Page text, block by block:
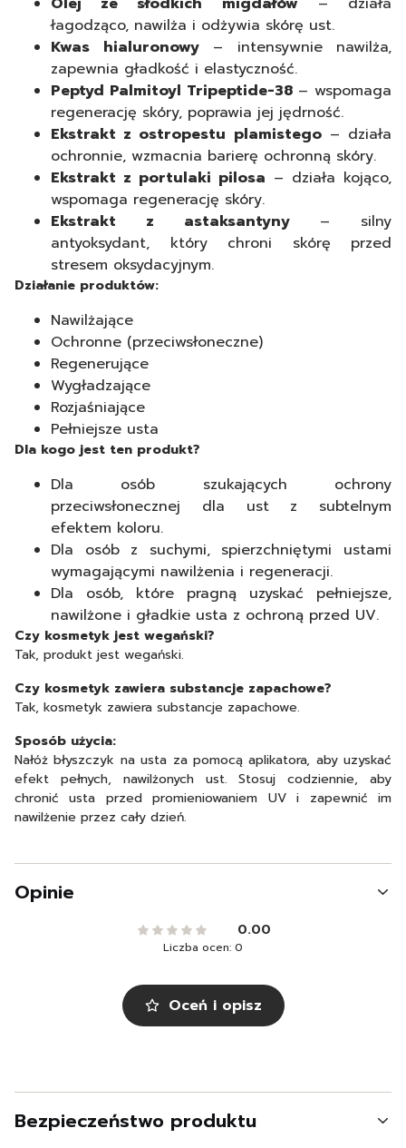
łagodząco, nawilża i odżywia skórę ust.
Kwas hialuronowy– intensywnie nawilża,
zapewnia gładkość i elastyczność.
Peptyd Palmitoyl Tripeptide-38– wspomaga
regenerację skóry, poprawia jej jędrność.
Ekstrakt z ostropestu plamistego– działa
ochronnie, wzmacnia barierę ochronną skóry.
Ekstrakt z portulaki pilosa – działa kojąco,
wspomaga regenerację skóry.
Ekstrakt z astaksantyny– silny
antyoksydant, który chroni skórę przed
stresem oksydacyjnym.
Działanie produktów:
Nawilżające
Ochronne (przeciwsłoneczne)
Regenerujące
Wygładzające
Rozjaśniające
Pełniejsze usta
Dla kogo jest ten produkt?
Dla osób szukających ochrony
przeciwsłonecznej dla ust z subtelnym
efektem koloru.
Dla osób z suchymi, spierzchniętymi ustami
wymagającymi nawilżenia i regeneracji.
Dla osób, które pragną uzyskać pełniejsze,
nawilżone i gładkie usta z ochroną przed UV.
Czy kosmetyk jest wegański?
Tak, produkt jest wegański.
Czy kosmetyk zawiera substancje zapachowe?
Tak, kosmetyk zawiera substancje zapachowe.
Sposób użycia:
Nałóż błyszczyk na usta za pomocą aplikatora, aby uzyskać
efekt pełnych, nawilżonych ust. Stosuj codziennie, aby
chronić usta przed promieniowaniem UV i zapewnić im
nawilżenie przez cały dzień.
Opinie
0.00
Liczba ocen: 0
Oceń i opisz
Bezpieczeństwo produktu